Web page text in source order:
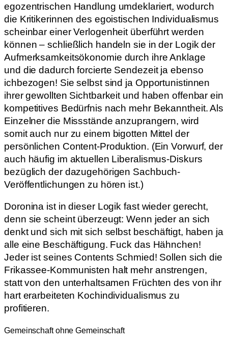
egozentrischen Handlung umdeklariert, wodurch
die Kritikerinnen des egoistischen Individualismus
scheinbar einer Verlogenheit überführt werden
können – schließlich handeln sie in der Logik der
Aufmerksamkeitsökonomie durch ihre Anklage
und die dadurch forcierte Sendezeit ja ebenso
ichbezogen! Sie selbst sind ja Opportunistinnen
ihrer gewollten Sichtbarkeit und haben offenbar ein
kompetitives Bedürfnis nach mehr Bekanntheit. Als
Einzelner die Missstände anzuprangern, wird
somit auch nur zu einem bigotten Mittel der
persönlichen Content-Produktion. (Ein Vorwurf, der
auch häufig im aktuellen Liberalismus-Diskurs
bezüglich der dazugehörigen Sachbuch-
Veröffentlichungen zu hören ist.)
Doronina ist in dieser Logik fast wieder gerecht,
denn sie scheint überzeugt: Wenn jeder an sich
denkt und sich mit sich selbst beschäftigt, haben ja
alle eine Beschäftigung. Fuck das Hähnchen!
Jeder ist seines Contents Schmied! Sollen sich die
Frikassee-Kommunisten halt mehr anstrengen,
statt von den unterhaltsamen Früchten des von ihr
hart erarbeiteten Kochindividualismus zu
profitieren.
Gemeinschaft ohne Gemeinschaft